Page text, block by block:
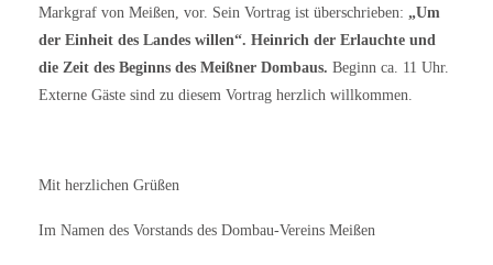
Markgraf von Meißen, vor. Sein Vortrag ist überschrieben: „Um
der Einheit des Landes willen“. Heinrich der Erlauchte und
die Zeit des Beginns des Meißner Dombaus. Beginn ca. 11 Uhr.
Externe Gäste sind zu diesem Vortrag herzlich willkommen.
Mit herzlichen Grüßen
Im Namen des Vorstands des Dombau-Vereins Meißen